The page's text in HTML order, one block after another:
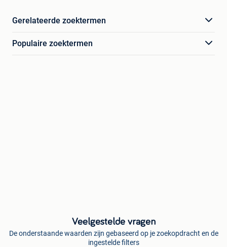
Gerelateerde zoektermen
Populaire zoektermen
Veelgestelde vragen
De onderstaande waarden zijn gebaseerd op je zoekopdracht en de
ingestelde filters